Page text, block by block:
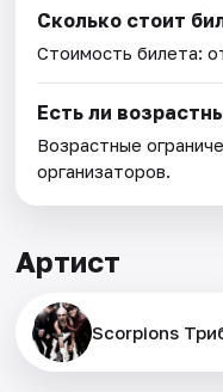
Сколько стоит
Стоимость билета:
Есть ли
Возрастные
организаторов.
Артист
Scorpions